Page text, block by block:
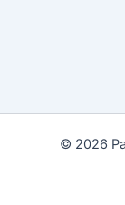
© 2026